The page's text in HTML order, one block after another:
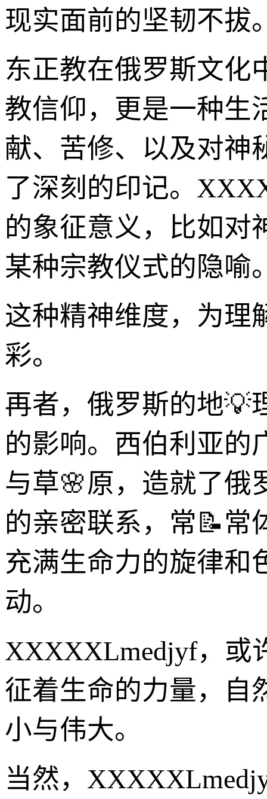
现实面前的坚韧不拔
东正教在俄罗斯文化
教信仰，更是一种生
献、苦修、以及对神
了深刻的印记。
的象征意义，比如对
某种宗教仪式的隐喻
这种精神维度，为理
彩。
再者，俄罗斯的地💡
的影响。西伯利亚的
与草🌸原，造就了俄
的亲密联系，常📝常
充满生命力的旋律和
动。
XXXXXLmedjyf，或
征着生命的力量，自
小与伟大。
当然，